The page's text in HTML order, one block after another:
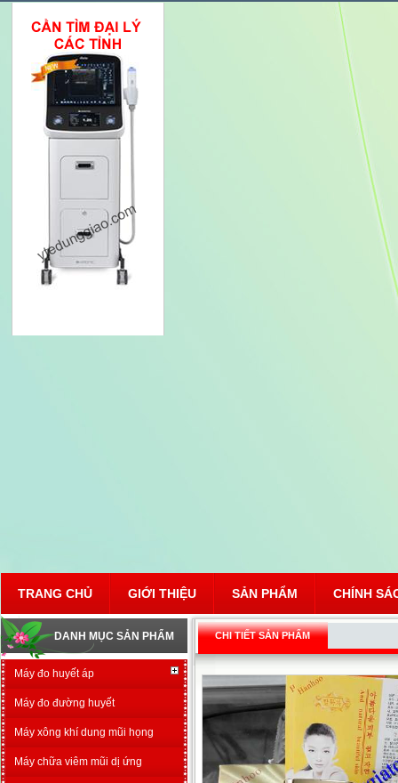
TRANG CHỦ GIỚI THIỆU SẢN PHẨM CHÍNH
DANH MỤC SẢN PHẨM
Máy đo huyết áp
Máy đo đường huyết
Máy xông khí dung mũi họng
Máy chữa viêm mũi dị ứng
CHI TIẾT SẢN PHẨM